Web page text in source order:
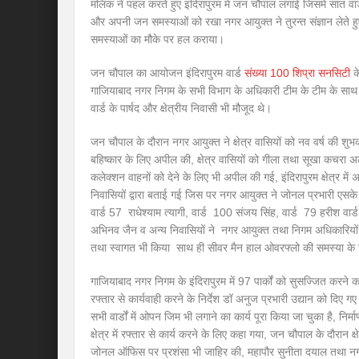
मलिक ने पहल करते हुए इंदिरापुरम में जन चौपाल लगाई जिसमें सात
और अपनी जन समस्याओं को रखा नगर आयुक्त ने तुरन्त संज्ञान लेते
समस्याओं का मौके पर हल कराया।
जन चौपाल का आयोजन इंदिरापुरम वार्ड संख्या 100 शिप्रा सनसिटीके
गाजियाबाद नगर निगम के सभी विभाग के अधिकारी टीम के टीम के
वार्ड के पार्षद और क्षेत्रीय निवासी भी मौजूद थे।
जन चौपाल के दौरान नगर आयुक्त ने क्षेत्र वासियों को नव वर्ष की
बहिष्कार के लिए अपील की, क्षेत्र वासियों को गीला तथा सूखा
कलेक्शन वाहनों को देने के लिए भी अपील की गई, इंदिरापुरम क्षेत्र में
निवासियों द्वारा बताई गई जिस पर नगर आयुक्त ने जोनल प्रभारी
वार्ड 57 राधेश्याम त्यागी, वार्ड 100 संजय सिंह, वार्ड 79 हरीश
अभिनव जैन व अन्य निवासियों ने नगर आयुक्त तथा निगम अधिकारियों
तथा स्वागत भी किया साथ ही सीवर मैन हाल ओवरफ्लो की समस्या के
गाजियाबाद नगर निगम के इंदिरापुरम में 97 पार्कों को सुसज्जित करने
रफ्तार से कार्यवाही करने के निर्देश डॉ अनुज प्रभारी उद्यान को दिए
सभी वार्डों में ओपन जिम भी लगाने का कार्य पूरा किया जा चुका है,
क्षेत्र में रफ्तार से कार्य करने के लिए कहा गया, जन चौपाल के दौरान
जोनल ऑफिस पर प्रशंसा भी जाहिर की, महापौर सुनीता दयाल तथा